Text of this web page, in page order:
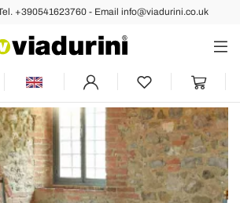
+390541623760 - Email info@viadurini.co.uk
Previous Next
Dining Table with Glass
in Italy - Principe